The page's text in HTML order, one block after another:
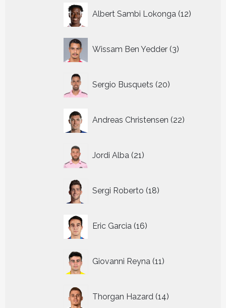
Albert Sambi Lokonga 12
Wissam Ben Yedder 3
producten
Sergio Busquets 20
producten
Andreas Christensen 22
producten
Jordi Alba 21
producten
Sergi Roberto 18
producten
Eric Garcia 16
producten
Giovanni Reyna 11
producten
Thorgan Hazard 14
producten